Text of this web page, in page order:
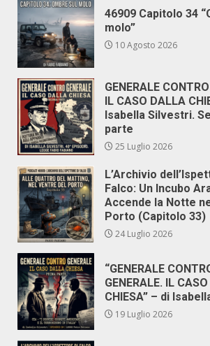
46909 Capitolo 34
molo”
10 Agosto 2026
GENERALE
IL CASO DALLA
Isabella Silvestri.
parte
25 Luglio 2026
L’Archivio
Falco: Un Incubo
Accende la Notte
Porto (Capitolo 33)
24 Luglio 2026
“GENERALE
GENERALE. IL
CHIESA” – di
19 Luglio 2026